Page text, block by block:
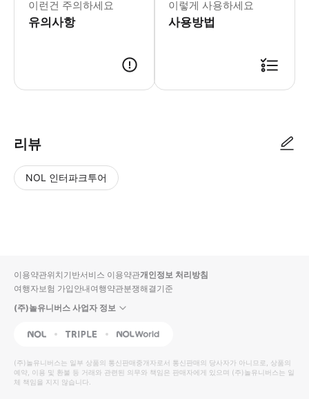
이런건 주의하세요
유의사항
- 추가정보 * 유모차 및 휠체어 수용
- 예약확정 * 예약 후 확정 여부를 바
이렇게 사용하세요
사용방법
리뷰
NOL 인터파크투어
입니
다.
높
은
순
동
영
상
순
상
이용약관위치기반서비스 이용약관개인정보 처리방침
여행자보험 가입안내여행약관분쟁해결기준
(주)놀유니버스 사업자 정보
NOL Triple Interpark Global
(주)놀유니버스는 일부 상품의 통신판매중개자로서 통신판매의 당사자가 아니므로, 상품의
예약, 이용 및 환불 등 거래와 관련된 의무와 책임은 판매자에게 있으며 (주)놀유니버스는 일
체 책임을 지지 않습니다.